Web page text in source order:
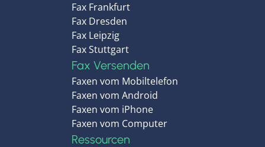
Fax Frankfurt
Fax Dresden
Fax Leipzig
Fax Stuttgart
Fax Versenden
Faxen vom Mobiltelefon
Faxen vom Android
Faxen vom iPhone
Faxen vom Computer
Ressourcen